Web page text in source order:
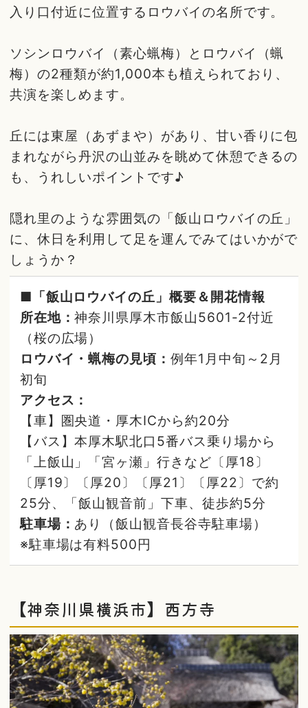
入り口付近に位置するロウバイの名所です。
ソシンロウバイ（素心蝋梅）とロウバイ（蝋
梅）の2種類が約1,000本も植えられており、
共演を楽しめます。
丘には東屋（あずまや）があり、甘い香りに包
まれながら丹沢の山並みを眺めて休憩できるの
も、うれしいポイントです♪
隠れ里のような雰囲気の「飯山ロウバイの丘」
に、休日を利用して足を運んでみてはいかがで
しょうか？
■「飯山ロウバイの丘」概要＆開花情報
所在地：神奈川県厚木市飯山5601-2付近
（桜の広場）
ロウバイ・蝋梅の見頃：例年1月中旬～2月
初旬
アクセス：
【車】圏央道・厚木ICから約20分
【バス】本厚木駅北口5番バス乗り場から
「上飯山」「宮ヶ瀬」行きなど〔厚18〕
〔厚19〕〔厚20〕〔厚21〕〔厚22〕で約
25分、「飯山観音前」下車、徒歩約5分
駐車場： あり（飯山観音長谷寺駐車場）
※駐車場は有料500円
【神奈川県横浜市】西方寺